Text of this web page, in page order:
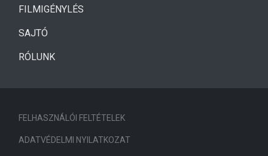
FILMIGÉNYLÉS
SAJTÓ
RÓLUNK
FELHASZNÁLÓI FELTÉTELEK
ADATVÉDELMI NYILATKOZAT